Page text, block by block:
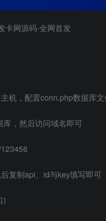
卡网源码-全网首发
机，配置conn.php数据库
，然后访问域名即可
复制api、id与key填写即可
)